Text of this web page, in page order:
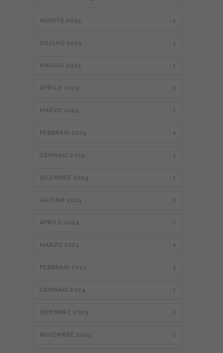
AGOSTO 2025 1
GIUGNO 2025 1
MAGGIO 2025 1
APRILE 2025 1
MARZO 2025 1
FEBBRAIO 2025 1
GENNAIO 2025 1
DICEMBRE 2024 1
GIUGNO 2024 1
APRILE 2024 1
MARZO 2024 1
FEBBRAIO 2024 1
GENNAIO 2024 1
DICEMBRE 2023 1
NOVEMBRE 2023 1